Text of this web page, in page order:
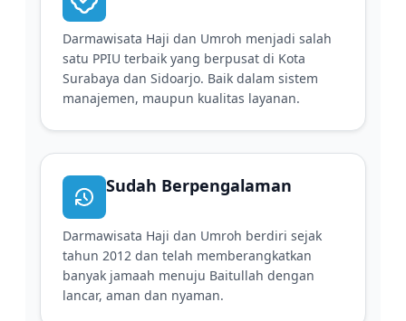
Darmawisata Haji dan Umroh menjadi salah
satu PPIU terbaik yang berpusat di Kota
Surabaya dan Sidoarjo. Baik dalam sistem
manajemen, maupun kualitas layanan.
Sudah Berpengalaman
Darmawisata Haji dan Umroh berdiri sejak
tahun 2012 dan telah memberangkatkan
banyak jamaah menuju Baitullah dengan
lancar, aman dan nyaman.